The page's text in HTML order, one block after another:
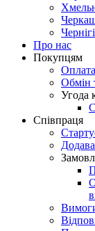
Про нас
Покупцям
Оплата
Обмін
Угода
Співпраця